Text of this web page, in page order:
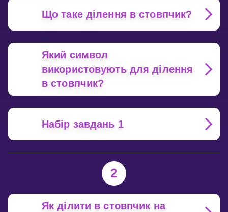
Що таке ділення в стовпчик?
Який символ
використовують для ділення
в стовпчик?
Набір завдань 1
2
Як ділити в стовпчик на